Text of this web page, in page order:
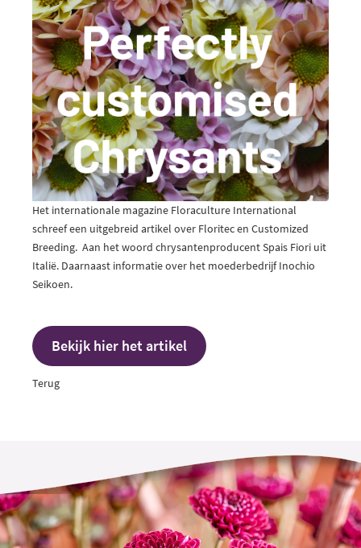
Het internationale magazine Floraculture International
schreef een uitgebreid artikel over Floritec en Customized
Breeding. Aan het woord chrysantenproducent Spais Fiori uit
Italië. Daarnaast informatie over het moederbedrijf Inochio
Seikoen.
Bekijk hier het artikel
Terug